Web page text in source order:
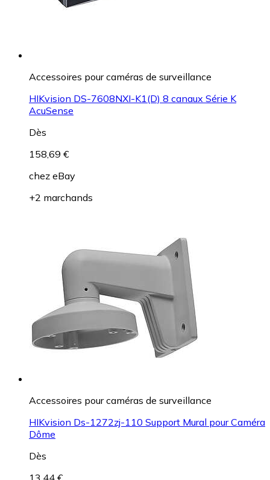
Accessoires pour caméras de surveillance
HIKvision DS-7608NXI-K1(D) 8 canaux Série K
AcuSense
Dès
158,69 €
chez eBay
+2 marchands
Accessoires pour caméras de surveillance
HIKvision Ds-1272zj-110 Support Mural pour Caméra
Dôme
Dès
13,44 €